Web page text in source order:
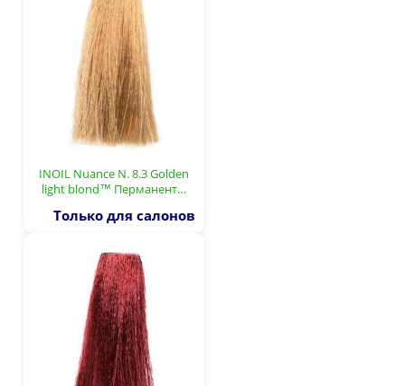
INOIL Nuance N. 8.3 Golden
light blond™ Перманент…
Только для салонов